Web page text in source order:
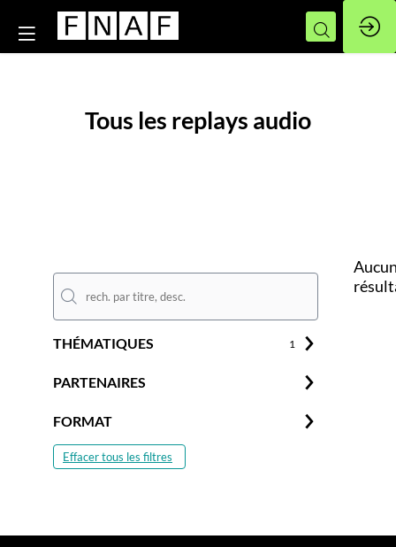
Tous les replays audio
THÉMATIQUES 1
PARTENAIRES
FORMAT
Effacer tous les filtres